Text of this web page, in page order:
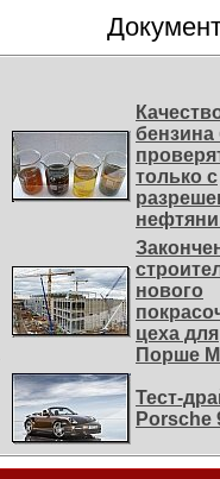
бензина
только с
нового
цеха для
Порше
Тест-
Porsche